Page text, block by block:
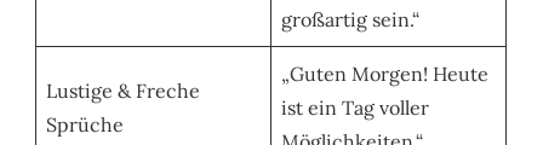
großartig sein.“
Lustige & Freche
Sprüche
„Guten Morgen! Heute
ist ein Tag voller